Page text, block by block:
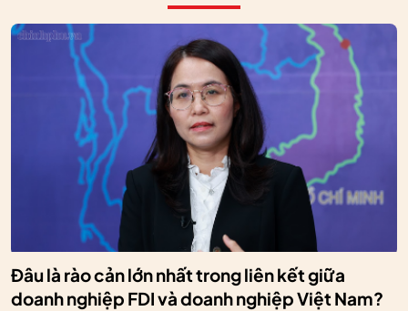
Đâu là rào cản lớn nhất trong liên kết giữa
doanh nghiệp FDI và doanh nghiệp Việt Nam?